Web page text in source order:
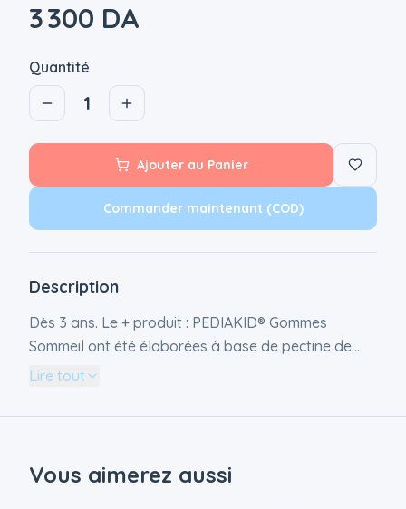
3 300 DA
Quantité
1
Ajouter au Panier
Commander maintenant (COD)
Description
Dès 3 ans. Le + produit : PEDIAKID® Gommes
Sommeil ont été élaborées à base de pectine de
pomme. Elles sont sans gélatine, sans
arôme ni colorant artificiel. Complément alimentaire
plantes. Les Gommes Sommeil PEDIAKID®
réunissent des extraits de plantes rigoureusement
Lire tout
Vous aimerez aussi